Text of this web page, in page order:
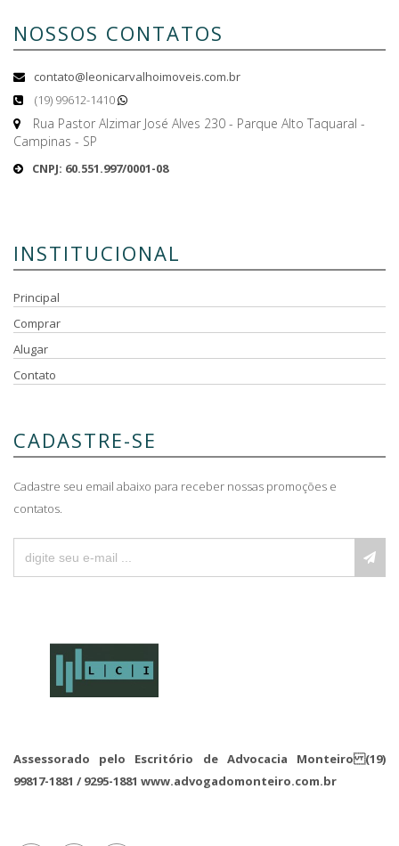
NOSSOS CONTATOS
contato@leonicarvalhoimoveis.com.br
(19) 99612-1410
Rua Pastor Alzimar José Alves 230 - Parque Alto Taquaral -
Campinas - SP
CNPJ: 60.551.997/0001-08
INSTITUCIONAL
Principal
Comprar
Alugar
Contato
CADASTRE-SE
Cadastre seu email abaixo para receber nossas promoções e
contatos.
Assessorado pelo Escritório de Advocacia Monteiro (19)
99817-1881 / 9295-1881 www.advogadomonteiro.com.br